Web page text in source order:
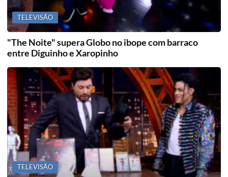
TELEVISÃO
"The Noite" supera Globo no ibope com barraco
entre Diguinho e Xaropinho
TELEVISÃO